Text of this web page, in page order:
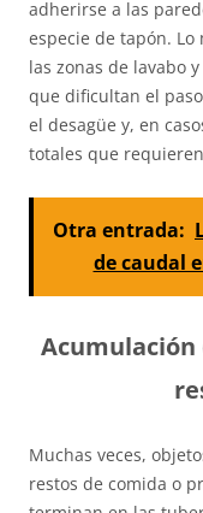
adherirse a las
especie de tapón. Lo
las zonas de lavabo
que dificultan el
el desagüe y, en
totales que
Otra entrada:
de caudal
Muchas veces,
restos de comida o